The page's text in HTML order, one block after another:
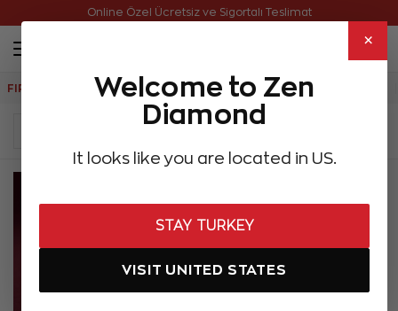
×
Welcome to Zen
Diamond
It looks like you are located in US.
STAY TURKEY
VISIT UNITED STATES
Online Özel Ücretsiz ve Sigortalı Teslimat
FIRSATLAR Aynı Gün Kargo Çok Satanlar Hediye Önerileri